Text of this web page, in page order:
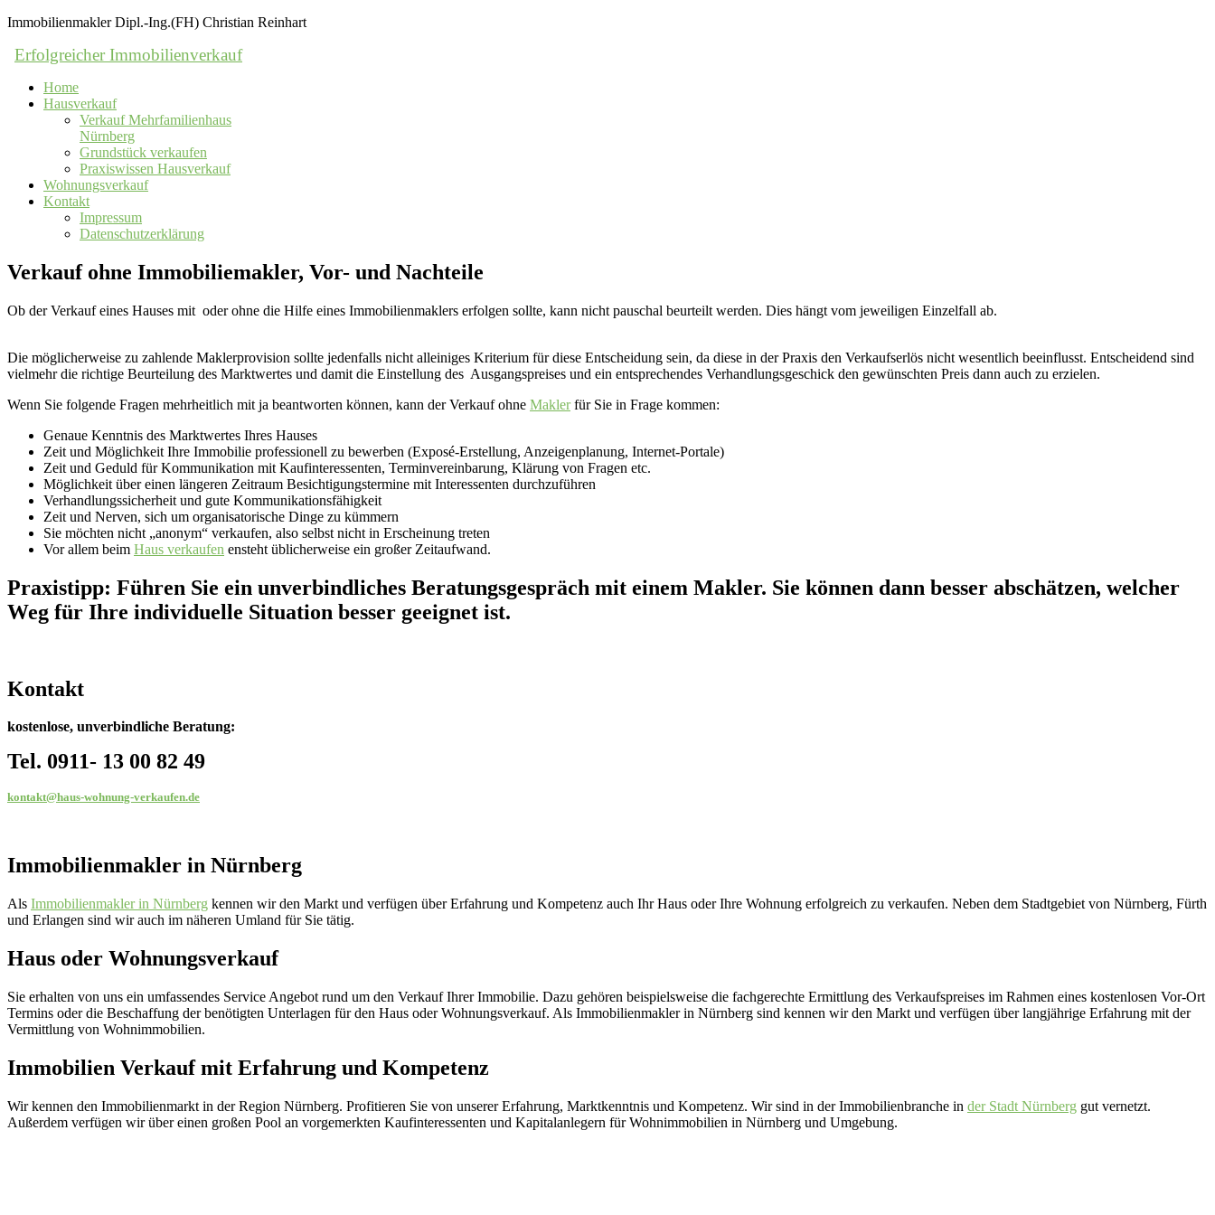
Immobilienmakler Dipl.-Ing.(FH) Christian Reinhart
Erfolgreicher Immobilienverkauf
Home
Hausverkauf
Verkauf Mehrfamilienhaus
Nürnberg
Grundstück verkaufen
Praxiswissen Hausverkauf
Wohnungsverkauf
Kontakt
Impressum
Datenschutzerklärung
Verkauf ohne Immobiliemakler, Vor- und Nachteile
Ob der Verkauf eines Hauses mit oder ohne die Hilfe eines Immobilienmaklers erfolgen sollte, kann nicht pauschal beurteilt werden. Dies hängt vom jeweiligen Einzelfall ab.
Die möglicherweise zu zahlende Maklerprovision sollte jedenfalls nicht alleiniges Kriterium für diese Entscheidung sein, da diese in der Praxis den Verkaufserlös nicht wesentlich beeinflusst. Entscheidend sind
vielmehr die richtige Beurteilung des Marktwertes und damit die Einstellung des Ausgangspreises und ein entsprechendes Verhandlungsgeschick den gewünschten Preis dann auch zu erzielen.
Wenn Sie folgende Fragen mehrheitlich mit ja beantworten können, kann der Verkauf ohne Maklerfür Sie in Frage kommen:
Genaue Kenntnis des Marktwertes Ihres Hauses
Zeit und Möglichkeit Ihre Immobilie professionell zu bewerben (Exposé-Erstellung, Anzeigenplanung, Internet-Portale)
Zeit und Geduld für Kommunikation mit Kaufinteressenten, Terminvereinbarung, Klärung von Fragen etc.
Möglichkeit über einen längeren Zeitraum Besichtigungstermine mit Interessenten durchzuführen
Verhandlungssicherheit und gute Kommunikationsfähigkeit
Zeit und Nerven, sich um organisatorische Dinge zu kümmern
Sie möchten nicht „anonym“ verkaufen, also selbst nicht in Erscheinung treten
Vor allem beim Haus verkaufen ensteht üblicherweise ein großer Zeitaufwand.
Praxistipp: Führen Sie ein unverbindliches Beratungsgespräch mit einem Makler. Sie können dann besser abschätzen, welcher
Weg für Ihre individuelle Situation besser geeignet ist.
Kontakt
kostenlose, unverbindliche Beratung:
Tel. 0911- 13 00 82 49
kontakt@haus-wohnung-verkaufen.de
Immobilienmakler in Nürnberg
Als Immobilienmakler in Nürnberg kennen wir den Markt und verfügen über Erfahrung und Kompetenz auch Ihr Haus oder Ihre Wohnung erfolgreich zu verkaufen. Neben dem Stadtgebiet von Nürnberg, Fürth
und Erlangen sind wir auch im näheren Umland für Sie tätig.
Haus oder Wohnungsverkauf
Sie erhalten von uns ein umfassendes Service Angebot rund um den Verkauf Ihrer Immobilie. Dazu gehören beispielsweise die fachgerechte Ermittlung des Verkaufspreises im Rahmen eines kostenlosen Vor-Ort
Termins oder die Beschaffung der benötigten Unterlagen für den Haus oder Wohnungsverkauf. Als Immobilienmakler in Nürnberg sind kennen wir den Markt und verfügen über langjährige Erfahrung mit der
Vermittlung von Wohnimmobilien.
Immobilien Verkauf mit Erfahrung und Kompetenz
Wir kennen den Immobilienmarkt in der Region Nürnberg. Profitieren Sie von unserer Erfahrung, Marktkenntnis und Kompetenz. Wir sind in der Immobilienbranche in der Stadt Nürnberg gut vernetzt.
Außerdem verfügen wir über einen großen Pool an vorgemerkten Kaufinteressenten und Kapitalanlegern für Wohnimmobilien in Nürnberg und Umgebung.